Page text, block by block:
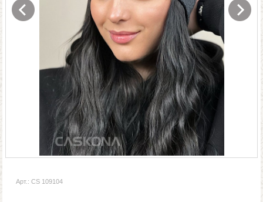
Арт.: CS 109104